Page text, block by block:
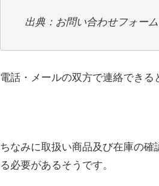
出典：お問い合わせフォーム
電話・メールの双方で連絡でき
ちなみに取扱い商品及び在庫の
る必要があるそうです。